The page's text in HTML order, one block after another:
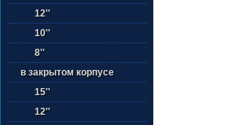
12''
10''
8''
в закрытом корпусе
15''
12''